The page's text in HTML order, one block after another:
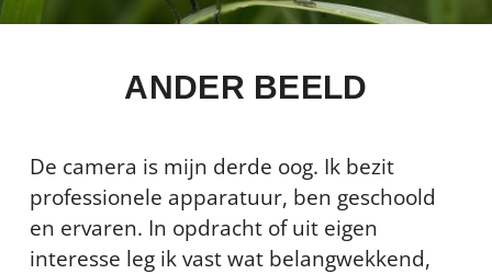
ANDER BEELD
De camera is mijn derde oog. Ik bezit
professionele apparatuur, ben geschoold
en ervaren. In opdracht of uit eigen
interesse leg ik vast wat belangwekkend,